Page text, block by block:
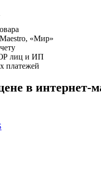
«Мир»
ЮР лиц и ИП
платежей
в